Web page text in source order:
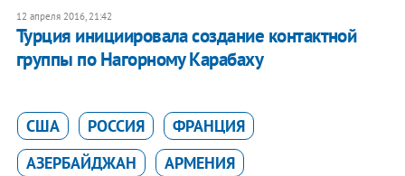
12 апреля 2016, 21:42
Турция инициировала создание контактной
группы по Нагорному Карабаху
США РОССИЯ
ФРАНЦИЯ
АЗЕРБАЙДЖАН
АРМЕНИЯ